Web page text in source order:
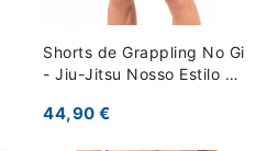
Shorts de Grappling No Gi
- Jiu-Jitsu Nosso Estilo -
44,90 €